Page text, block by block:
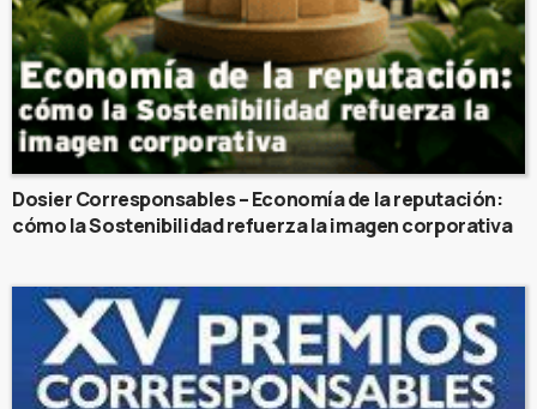
Dosier Corresponsables – Economía de la reputación:
cómo la Sostenibilidad refuerza la imagen corporativa